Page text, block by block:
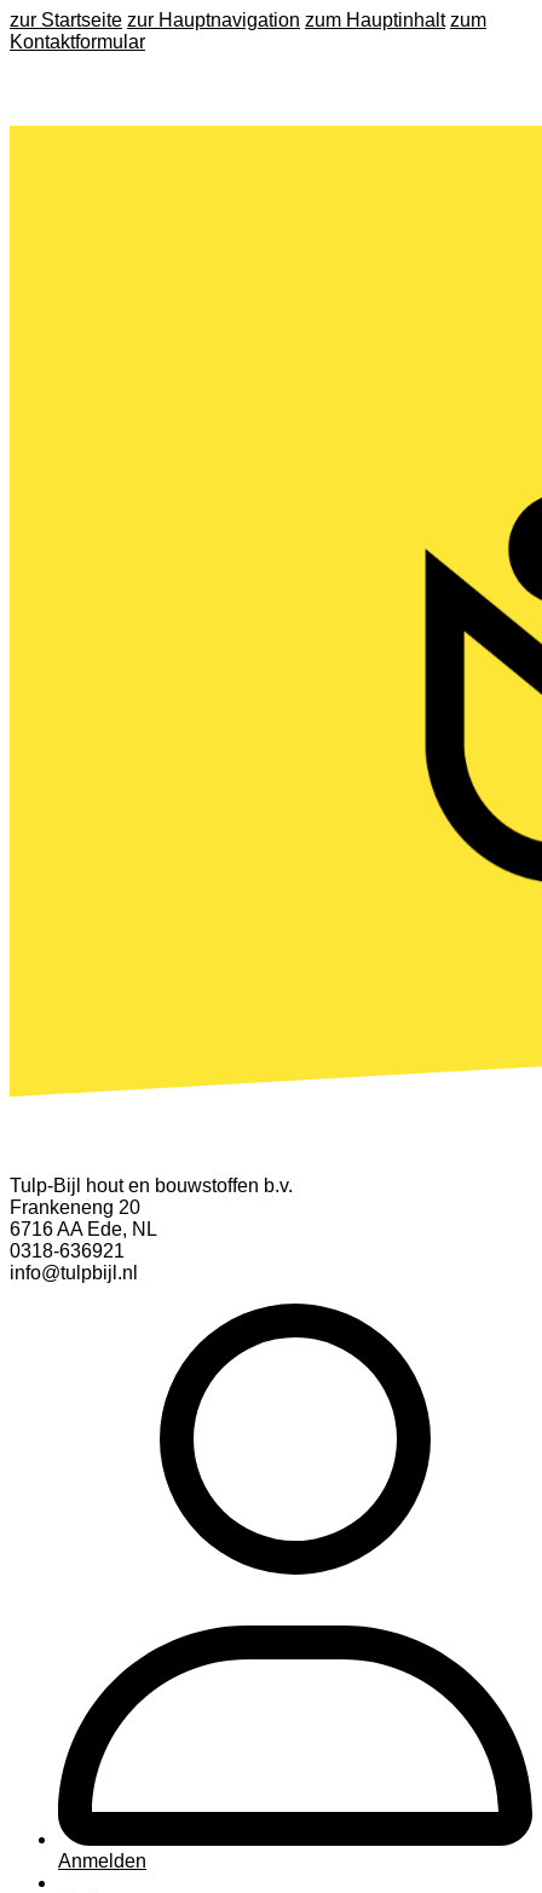
zur Startseite zur Hauptnavigation zum Hauptinhalt zum
Kontaktformular
Tulp-Bijl hout en bouwstoffen b.v.
Frankeneng 20
6716 AA Ede, NL
0318-636921
info@tulpbijl.nl
Anmelden